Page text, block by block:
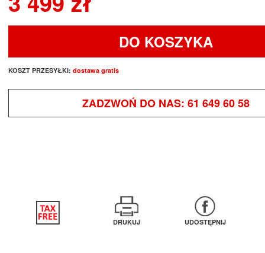
DO KOSZYKA
KOSZT PRZESYŁKI: dostawa gratis
ZADZWOŃ DO NAS: 61 649 60 58
DRUKUJ UDOSTĘPNIJ